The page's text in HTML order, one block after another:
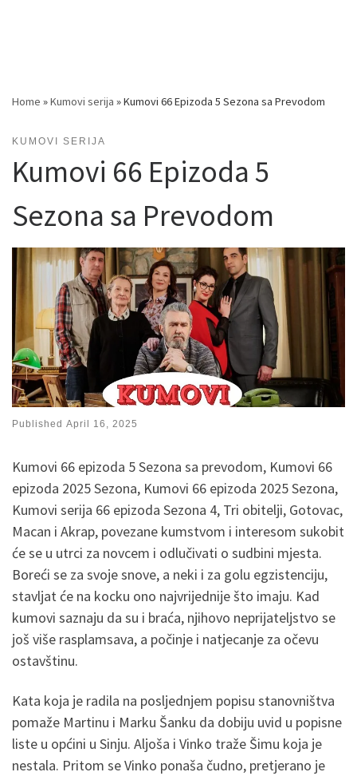
Home »Kumovi serija »Kumovi 66 Epizoda 5 Sezona sa Prevodom
KUMOVI SERIJA
Kumovi 66 Epizoda 5
Sezona sa Prevodom
Published April 16, 2025
Kumovi 66 epizoda 5 Sezona sa prevodom, Kumovi 66
epizoda 2025 Sezona, Kumovi 66 epizoda 2025 Sezona,
Kumovi serija 66 epizoda Sezona 4, Tri obitelji, Gotovac,
Macan i Akrap, povezane kumstvom i interesom sukobit
će se u utrci za novcem i odlučivati o sudbini mjesta.
Boreći se za svoje snove, a neki i za golu egzistenciju,
stavljat će na kocku ono najvrijednije što imaju. Kad
kumovi saznaju da su i braća, njihovo neprijateljstvo se
još više rasplamsava, a počinje i natjecanje za očevu
ostavštinu.
Kata koja je radila na posljednjem popisu stanovništva
pomaže Martinu i Marku Šanku da dobiju uvid u popisne
liste u općini u Sinju. Aljoša i Vinko traže Šimu koja je
nestala. Pritom se Vinko ponaša čudno, pretjerano je